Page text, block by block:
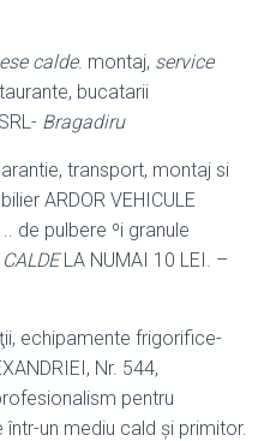
calde. montaj, service
bucatarii
Bragadiru
transport, montaj si
ARDOR VEHICULE
.. de pulbere ºi granule
LA NUMAI 10 LEI. –
echipamente frigorifice-
Nr. 544,
pentru
un mediu cald şi primitor.